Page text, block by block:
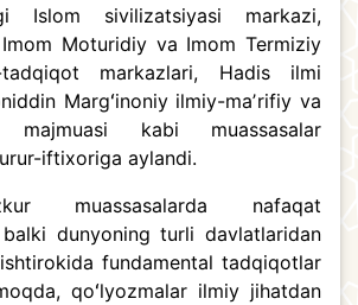
Islom sivilizatsiyasi markazi,
Moturidiy va Imom Termiziy
markazlari, Hadis ilmi
Margʻinoniy ilmiy-maʼrifiy va
majmuasi kabi muassasalar
iftixoriga aylandi.
muassasalarda nafaqat
dunyoning turli davlatlaridan
fundamental tadqiqotlar
qoʻlyozmalar ilmiy jihatdan